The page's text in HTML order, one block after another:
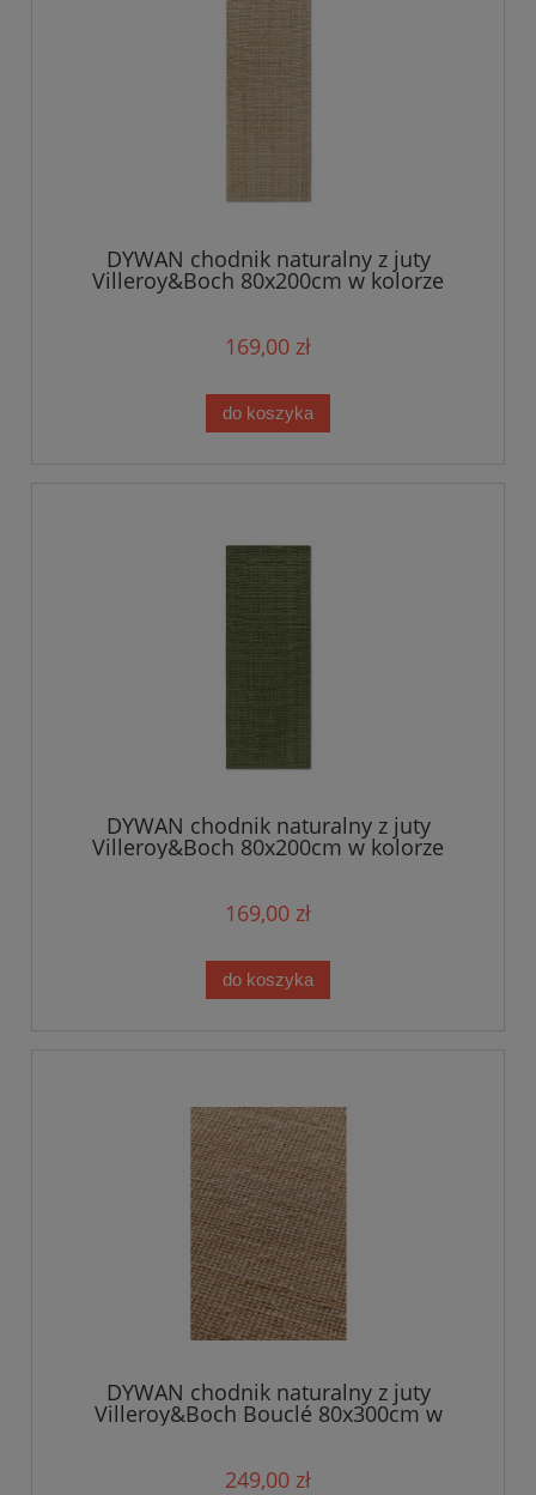
DYWAN chodnik naturalny z juty
Villeroy&Boch 80x200cm w kolorze
169,00 zł
do koszyka
DYWAN chodnik naturalny z juty
Villeroy&Boch 80x200cm w kolorze
169,00 zł
do koszyka
DYWAN chodnik naturalny z juty
Villeroy&Boch Bouclé 80x300cm w
249,00 zł